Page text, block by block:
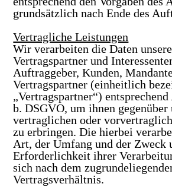
grundsätzlich nach Ende des
Vertragliche Leistungen
Wir verarbeiten die Daten
Vertragspartner und
Auftraggeber, Kunden,
Vertragspartner (einheitlich
„Vertragspartner“)
b. DSGVO, um ihnen gegenüber
vertraglichen oder
zu erbringen. Die hierbei
Art, der Umfang und der Zweck
Erforderlichkeit ihrer
sich nach dem
Vertragsverhältnis.